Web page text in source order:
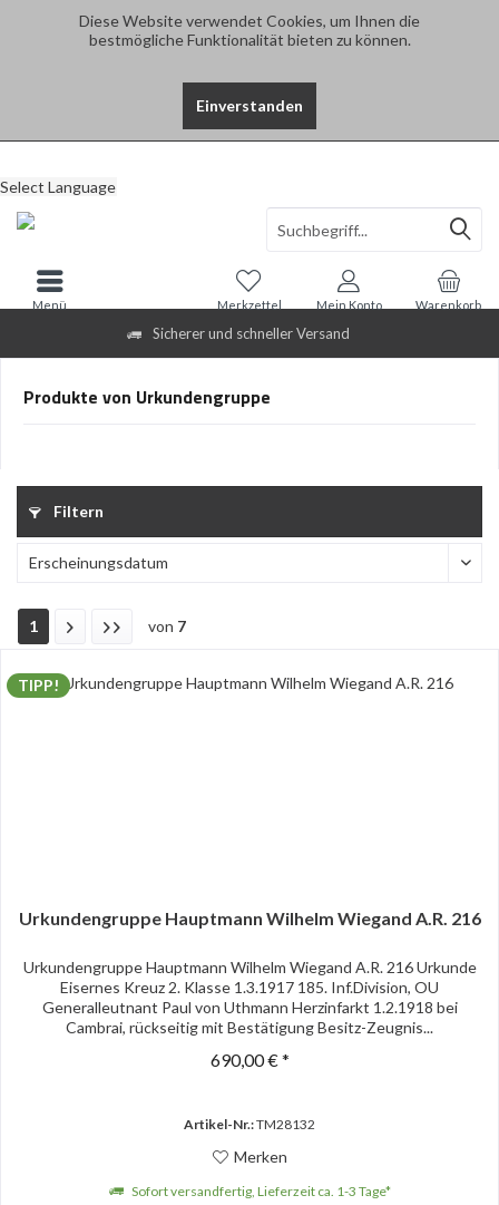
Diese Website verwendet Cookies, um Ihnen die
bestmögliche Funktionalität bieten zu können.
Einverstanden
Sicherer und schneller Versand
Select Language
Warenkorb
Merkzettel Mein Konto
Menü
Produkte von Urkundengruppe
Filtern
1 von 7
TIPP!
Urkundengruppe Hauptmann Wilhelm Wiegand A.R. 216
Urkundengruppe Hauptmann Wilhelm Wiegand A.R. 216 Urkunde
Eisernes Kreuz 2. Klasse 1.3.1917 185. Inf.Division, OU
Generalleutnant Paul von Uthmann Herzinfarkt 1.2.1918 bei
Cambrai, rückseitig mit Bestätigung Besitz-Zeugnis...
690,00 € *
Artikel-Nr.:TM28132
Merken
Sofort versandfertig, Lieferzeit ca. 1-3 Tage*